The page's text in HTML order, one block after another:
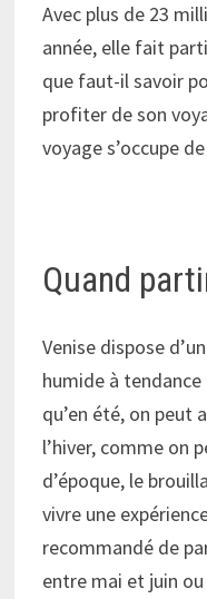
Avec plus de 23
année, elle fait
que faut-il savoir
profiter de son
voyage s’occupe
Quand
Venise dispose
humide à
qu’en été, on peut
l’hiver, comme on
d’époque, le
vivre une
recommandé de
entre mai et juin